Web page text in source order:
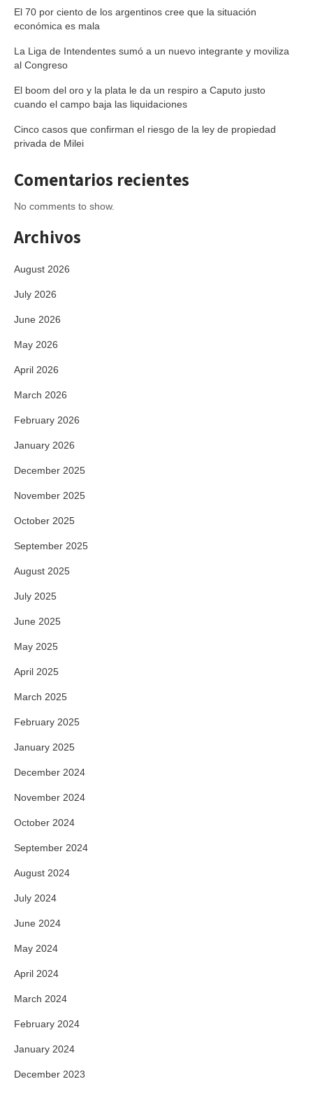
El 70 por ciento de los argentinos cree que la situación
económica es mala
La Liga de Intendentes sumó a un nuevo integrante y moviliza
al Congreso
El boom del oro y la plata le da un respiro a Caputo justo
cuando el campo baja las liquidaciones
Cinco casos que confirman el riesgo de la ley de propiedad
privada de Milei
Comentarios recientes
No comments to show.
Archivos
August 2026
July 2026
June 2026
May 2026
April 2026
March 2026
February 2026
January 2026
December 2025
November 2025
October 2025
September 2025
August 2025
July 2025
June 2025
May 2025
April 2025
March 2025
February 2025
January 2025
December 2024
November 2024
October 2024
September 2024
August 2024
July 2024
June 2024
May 2024
April 2024
March 2024
February 2024
January 2024
December 2023